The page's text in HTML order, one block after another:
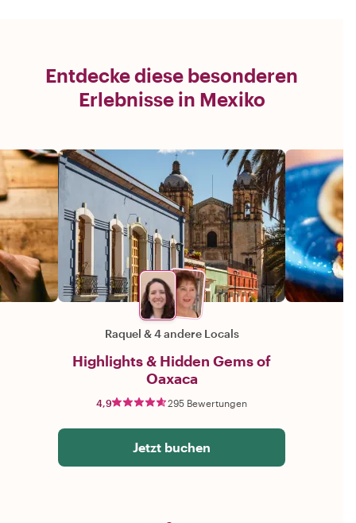
Entdecke diese besonderen
Erlebnisse in Mexiko
Raquel &4 andere Locals
Highlights & Hidden Gems of
Oaxaca
4,9 295 Bewertungen
Jetzt buchen